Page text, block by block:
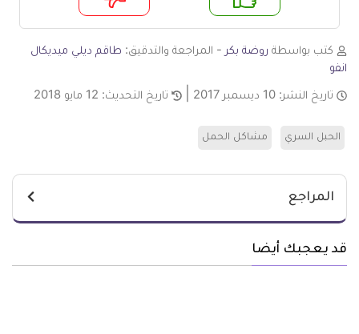
لا
كتب بواسطة روضة بكر - المراجعة والتدقيق: طاقم ديلي ميديكال
انفو
تاريخ النشر: 10 ديسمبر 2017 تاريخ التحديث: 12 مايو 2018
الحبل السري مشاكل الحمل
المراجع
قد يعجبك أيضا